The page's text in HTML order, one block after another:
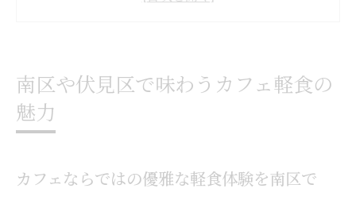
カフェ軽食巡りが日常に彩りを与える理由
おしゃれなカフェで楽しむ安らぎの時間
魅力
南区や伏見区で味わうカフェ軽食の
魅力
カフェならではの優雅な軽食体験を南区で